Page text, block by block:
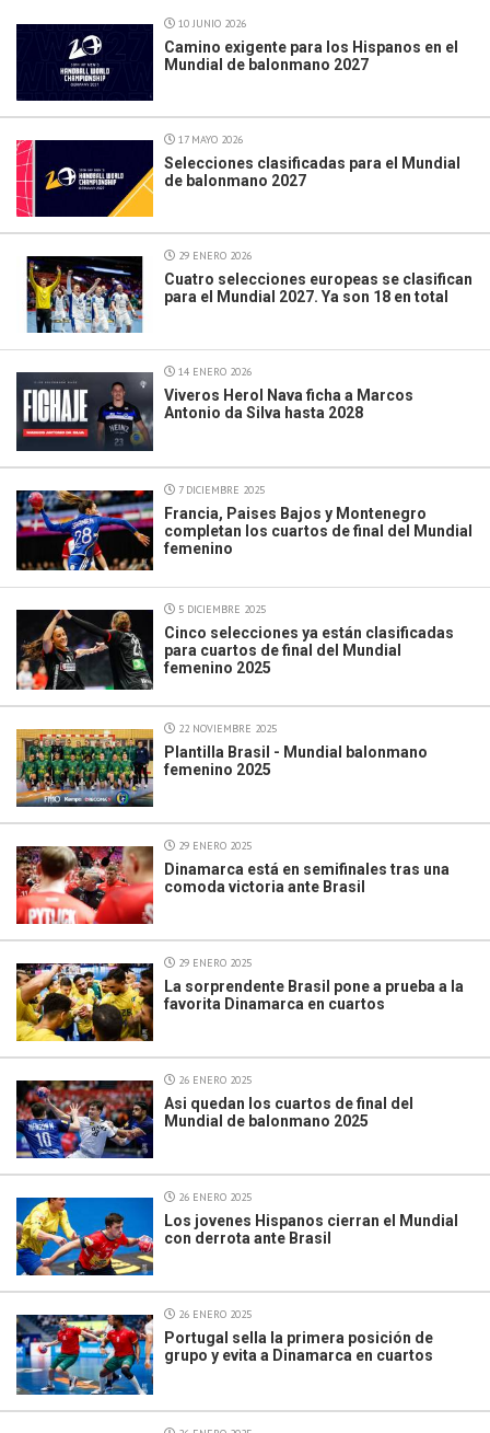
10 JUNIO 2026
Camino exigente para los Hispanos en el
Mundial de balonmano 2027
17 MAYO 2026
Selecciones clasificadas para el Mundial
de balonmano 2027
29 ENERO 2026
Cuatro selecciones europeas se clasifican
para el Mundial 2027. Ya son 18 en total
14 ENERO 2026
Viveros Herol Nava ficha a Marcos
Antonio da Silva hasta 2028
7 DICIEMBRE 2025
Francia, Paises Bajos y Montenegro
completan los cuartos de final del Mundial
femenino
5 DICIEMBRE 2025
Cinco selecciones ya están clasificadas
para cuartos de final del Mundial
femenino 2025
22 NOVIEMBRE 2025
Plantilla Brasil - Mundial balonmano
femenino 2025
29 ENERO 2025
Dinamarca está en semifinales tras una
comoda victoria ante Brasil
29 ENERO 2025
La sorprendente Brasil pone a prueba a la
favorita Dinamarca en cuartos
26 ENERO 2025
Asi quedan los cuartos de final del
Mundial de balonmano 2025
26 ENERO 2025
Los jovenes Hispanos cierran el Mundial
con derrota ante Brasil
26 ENERO 2025
Portugal sella la primera posición de
grupo y evita a Dinamarca en cuartos